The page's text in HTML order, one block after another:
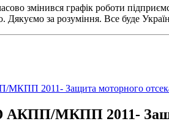
змінився графік роботи
Дякуємо за розуміння. Все буде
МКПП 2011- Защита моторного
АКПП/МКПП 2011-